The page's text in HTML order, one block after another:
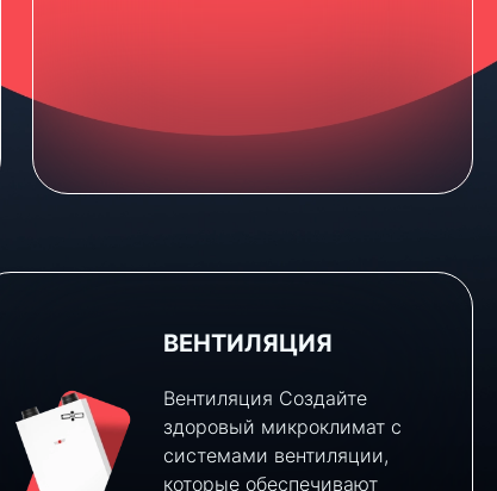
ВЕНТИЛЯЦИЯ
Вентиляция Создайте
здоровый микроклимат с
системами вентиляции,
которые обеспечивают